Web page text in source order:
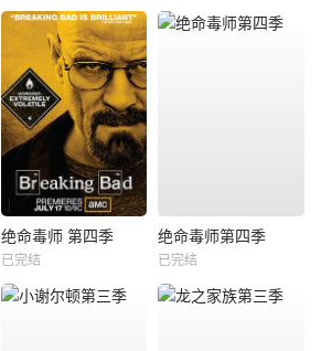
绝命毒师 第四季
已完结
绝命毒师第四季
已完结